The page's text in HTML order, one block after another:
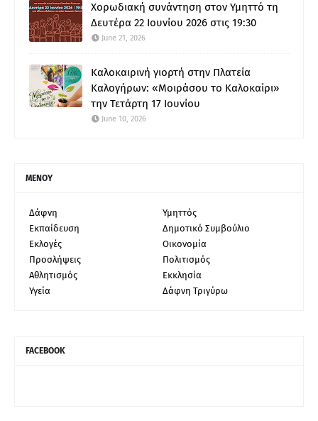
Χορωδιακή συνάντηση στον Υμηττό τη
Δευτέρα 22 Ιουνίου 2026 στις 19:30
June 21, 2026
Καλοκαιρινή γιορτή στην Πλατεία
Καλογήρων: «Μοιράσου το Καλοκαίρι»
την Τετάρτη 17 Ιουνίου
June 10, 2026
ΜΕΝΟΥ
Δάφνη
Υμηττός
Εκπαίδευση
Δημοτικό Συμβούλιο
Εκλογές
Οικονομία
Προσλήψεις
Πολιτισμός
Αθλητισμός
Εκκλησία
Υγεία
Δάφνη Τριγύρω
FACEBOOK